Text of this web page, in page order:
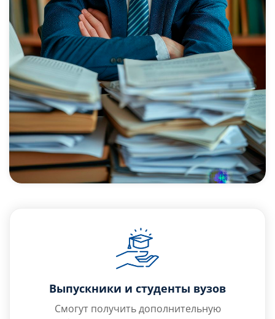
Выпускники и студенты вузов
Смогут получить дополнительную